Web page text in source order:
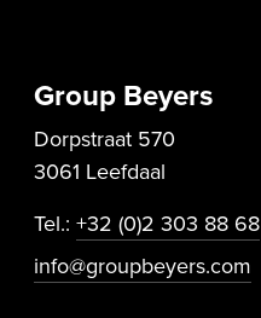
Group Beyers
Dorpstraat 570
3061 Leefdaal
Tel.: +32 (0)2 303 88 68
info@groupbeyers.com